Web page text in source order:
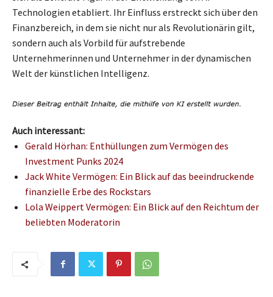
Technologien etabliert. Ihr Einfluss erstreckt sich über den
Finanzbereich, in dem sie nicht nur als Revolutionärin gilt,
sondern auch als Vorbild für aufstrebende
Unternehmerinnen und Unternehmer in der dynamischen
Welt der künstlichen Intelligenz.
Auch interessant:
Gerald Hörhan: Enthüllungen zum Vermögen des
Investment Punks 2024
Jack White Vermögen: Ein Blick auf das beeindruckende
finanzielle Erbe des Rockstars
Lola Weippert Vermögen: Ein Blick auf den Reichtum der
beliebten Moderatorin